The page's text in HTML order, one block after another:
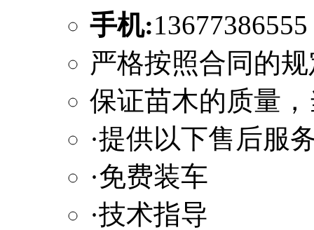
手机:
严格按照合同的
保证苗木的质量
·提供以下售后服
·免费装车
·技术指导